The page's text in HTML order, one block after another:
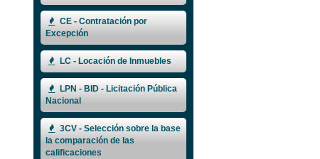
CE - Contratación por
Excepción
LC - Locación de Inmuebles
LPN - BID - Licitación Pública
Nacional
3CV - Selección sobre la base
la comparación de las
calificaciones